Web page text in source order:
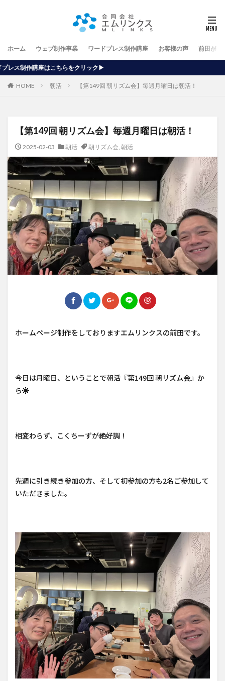
ホーム ウェブ制作事業 ワードプレス制作講座 お客様の声 前田が行
ク▶
HOME 朝活 【第149回 朝リズム会】毎週月曜日は朝活！
【第149回 朝リズム会】毎週月曜日は朝活！
2025-02-03 朝活 朝リズム会, 朝活
ホームページ制作をしておりますエムリンクスの前田です。
今日は月曜日、ということで朝活『第149回 朝リズム会』か
ら☀️
相変わらず、こくちーずが絶好調！
先週に引き続き参加の方、そして初参加の方も2名ご参加して
いただきました。